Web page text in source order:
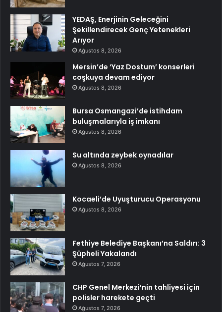
YEDAŞ, Enerjinin Geleceğini
Şekillendirecek Genç Yetenekleri
Arıyor
Ağustos 8, 2026
Mersin’de ‘Yaz Dostum’ konserleri
coşkuya devam ediyor
Ağustos 8, 2026
Bursa Osmangazi’de istihdam
buluşmalarıyla iş imkanı
Ağustos 8, 2026
Su altında zeybek oynadılar
Ağustos 8, 2026
Kocaeli’de Uyuşturucu Operasyonu
Ağustos 8, 2026
Fethiye Belediye Başkanı’na Saldırı: 3
Şüpheli Yakalandı
Ağustos 7, 2026
CHP Genel Merkezi’nin tahliyesi için
polisler harekete geçti
Ağustos 7, 2026